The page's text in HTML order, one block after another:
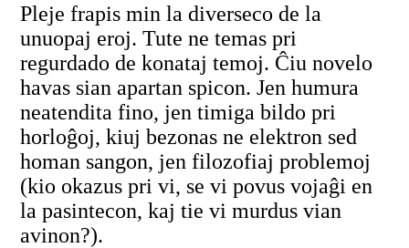
Pleje frapis min la diverseco de la
unuopaj eroj. Tute ne temas pri
regurdado de konataj temoj. Ĉiu novelo
havas sian apartan spicon. Jen humura
neatendita fino, jen timiga bildo pri
horloĝoj, kiuj bezonas ne elektron sed
homan sangon, jen filozofiaj problemoj
(kio okazus pri vi, se vi povus vojaĝi en
la pasintecon, kaj tie vi murdus vian
avinon?).